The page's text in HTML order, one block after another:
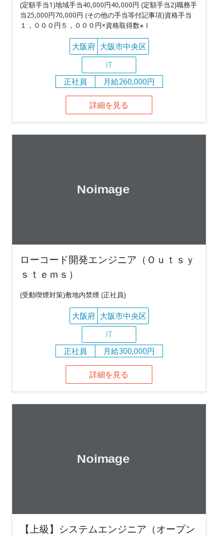
(定額手当1)地域手当40,000円40,000円 (定額手当2)職務手
当25,000円70,000円 (その他の手当等付記事項)資格手当
１，０００円５，０００円×資格取得数※Ｉ
大阪府 大阪市中央区
IT
正社員
月給260,000円
詳細を見る
ローコード開発エンジニア（Ｏｕｔｓｙ
ｓｔｅｍｓ）
(受動喫煙対策)敷地内禁煙 (正社員)
大阪府 大阪市中央区
IT
正社員
月給300,000円
詳細を見る
【上級】システムエンジニア（オープン